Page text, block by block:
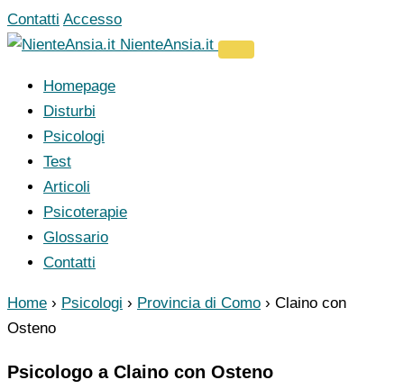
Vai
al
Contatti Accesso
NienteAnsia.it
Homepage
Disturbi
Psicologi
Test
Articoli
Psicoterapie
Glossario
Contatti
Home › Psicologi › Provincia di Como › Claino con
Osteno
Psicologo a Claino con Osteno